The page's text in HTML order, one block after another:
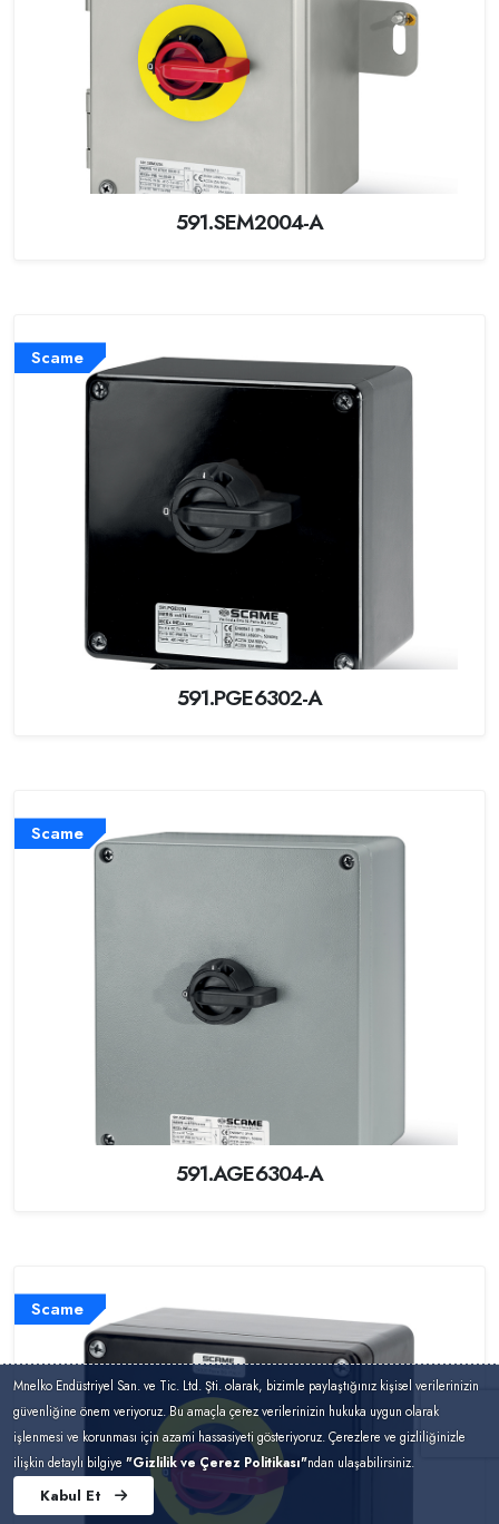
591.SEM2004-A
Scame
591.PGE6302-A
Scame
591.AGE6304-A
Scame
Mnelko Endüstriyel San. ve Tic. Ltd. Şti. olarak, bizimle paylaştığınız kişisel verilerinizin
güvenliğine önem veriyoruz. Bu amaçla çerez verilerinizin hukuka uygun olarak
işlenmesi ve korunması için azami hassasiyeti gösteriyoruz. Çerezlere ve gizliliğinizle
ilişkin detaylı bilgiye "Gizlilik ve Çerez Politikası"ndan ulaşabilirsiniz.
Kabul Et